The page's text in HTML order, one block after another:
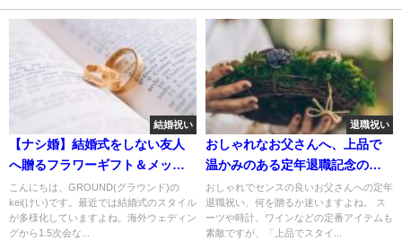
結婚祝い
【ナシ婚】結婚式をしない友人
へ贈るフラワーギフト＆メッセ
ージ
こんにちは、GROUND(グラウンド)の
kei(けい)です。最近では結婚式のスタイル
が多様化していますよね。海外ウェディン
グから1.5次会な...
退職祝い
おしゃれなお父さんへ、上品で
温かみのある定年退職記念の花
ギフト
おしゃれでセンスの良いお父さんへの定年
退職祝い、何を贈るか迷いますよね。 ス
ーツや時計、ワインなどの定番アイテムも
素敵ですが、「上品でスタイ...